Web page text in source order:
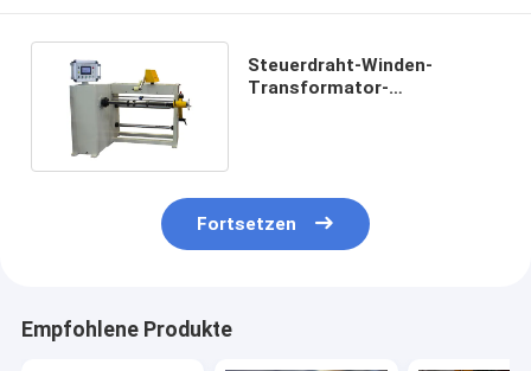
Steuerdraht-Winden-
Transformator-
Fortsetzen
Empfohlene Produkte